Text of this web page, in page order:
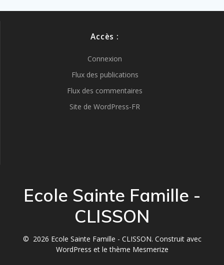
Accès :
Connexion
Flux des publications
Flux des commentaires
Site de WordPress-FR
Ecole Sainte Famille -
CLISSON
© 2026 Ecole Sainte Famille - CLISSON. Construit avec
WordPress et lethème Mesmerize